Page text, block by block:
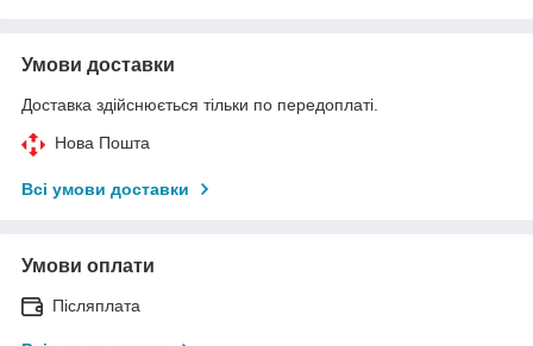
Умови доставки
Доставка здійснюється тільки по передоплаті.
Нова Пошта
Всі умови доставки
Умови оплати
Післяплата